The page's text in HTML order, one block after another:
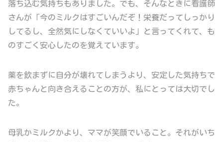
落ち込む気持ちもありました。でも、そんなときに看護師
さんが「今のミルクはすごいんだぞ！栄養だってしっかり
してるし、全然気にしなくていいよ」と言ってくれて、も
のすごく安心したのを覚えています。
薬を飲まずに自分が壊れてしまうより、安定した気持ちで
赤ちゃんと向き合えることの方が、私にとっては大切でし
た。
母乳かミルクかより、ママが笑顔でいること。それがいち